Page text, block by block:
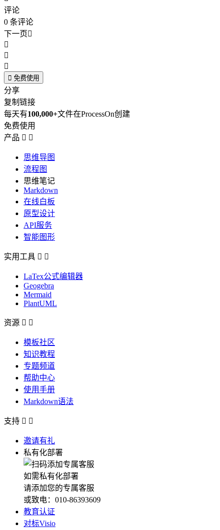
评论
0 条评论
下一页



 免费使用
分享
复制链接
每天有100,000+文件在ProcessOn创建
免费使用
产品  
思维导图
流程图
思维笔记
Markdown
在线白板
原型设计
API服务
智能图形
实用工具  
LaTex公式编辑器
Geogebra
Mermaid
PlantUML
资源  
模板社区
知识教程
专题频道
帮助中心
使用手册
Markdown语法
支持  
邀请有礼
私有化部署
如需私有化部署
请添加您的专属客服
或致电：010-86393609
教育认证
对标Visio